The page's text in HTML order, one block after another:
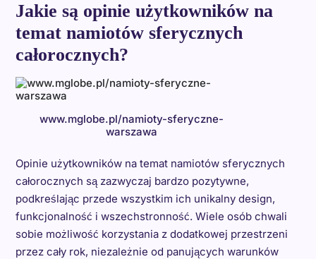
Jakie są opinie użytkowników na
temat namiotów sferycznych
całorocznych?
www.mglobe.pl/namioty-sferyczne-
warszawa
Opinie użytkowników na temat namiotów sferycznych
całorocznych są zazwyczaj bardzo pozytywne,
podkreślając przede wszystkim ich unikalny design,
funkcjonalność i wszechstronność. Wiele osób chwali
sobie możliwość korzystania z dodatkowej przestrzeni
przez cały rok, niezależnie od panujących warunków